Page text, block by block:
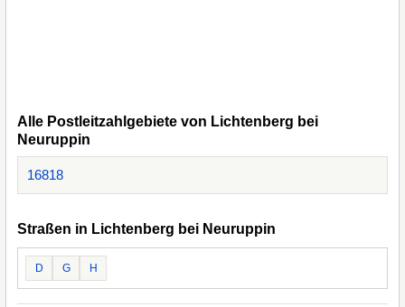
Alle Postleitzahlgebiete von Lichtenberg bei
Neuruppin
16818
Straßen in Lichtenberg bei Neuruppin
D G H